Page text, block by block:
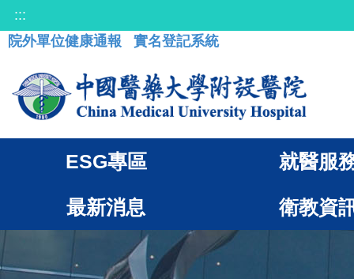
:::
院外單位健康通報
實名登記系統
ESG專區 就醫服
最新消息 衛教資